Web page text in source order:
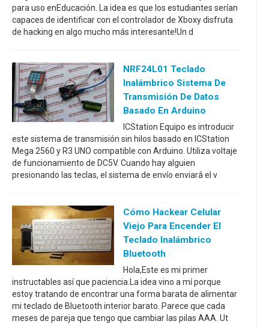
para uso enEducación. La idea es que los estudiantes serían
capaces de identificar con el controlador de Xboxy disfruta
de hacking en algo mucho más interesante!Un d
NRF24L01 Teclado
Inalámbrico Sistema De
Transmisión De Datos
Basado En Arduino
ICStation Equipo es introducir
este sistema de transmisión sin hilos basado en ICStation
Mega 2560 y R3 UNO compatible con Arduino. Utiliza voltaje
de funcionamiento de DC5V. Cuando hay alguien
presionando las teclas, el sistema de envío enviará el v
Cómo Hackear Celular
Viejo Para Encender El
Teclado Inalámbrico
Bluetooth
Hola,Este es mi primer
instructables así que paciencia.La idea vino a mí porque
estoy tratando de encontrar una forma barata de alimentar
mi teclado de Bluetooth interior barato. Parece que cada
meses de pareja que tengo que cambiar las pilas AAA. Ut